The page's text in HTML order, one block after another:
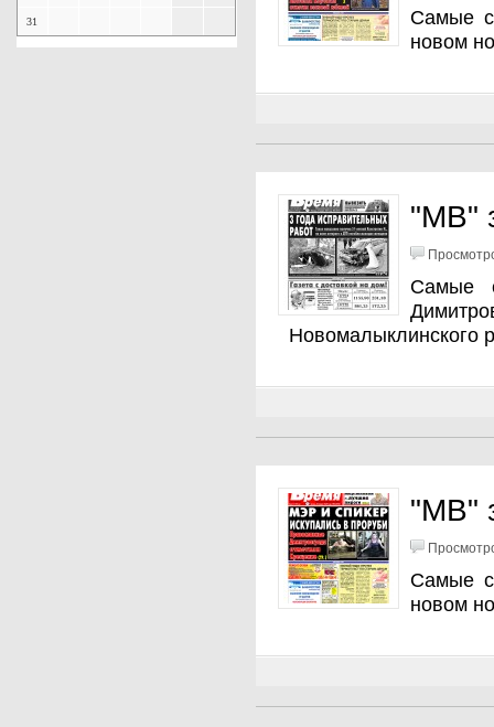
31
Самые
новом
"МВ"
Самые
Новомалыклинского
"МВ"
Самые
новом